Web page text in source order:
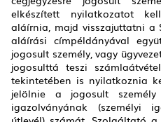
elkészített nyilatkozatot
aláírnia, majd visszajuttatni a
aláírási címpéldányával
jogosult személy, vagy
jogosulttá teszi
tekintetében is nyilatkoznia
jelölnie a jogosult
igazolványának (személyi